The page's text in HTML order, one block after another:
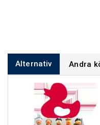
Alternativ Andra